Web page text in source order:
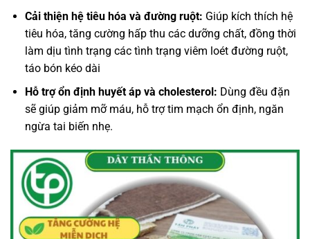
Cải thiện hệ tiêu hóa và đường ruột: Giúp kích thích hệ
tiêu hóa, tăng cường hấp thu các dưỡng chất, đồng thời
làm dịu tình trạng các tình trạng viêm loét đường ruột,
táo bón kéo dài
Hỗ trợ ổn định huyết áp và cholesterol: Dùng đều đặn
sẽ giúp giảm mỡ máu, hỗ trợ tim mạch ổn định, ngăn
ngừa tai biến nhẹ.